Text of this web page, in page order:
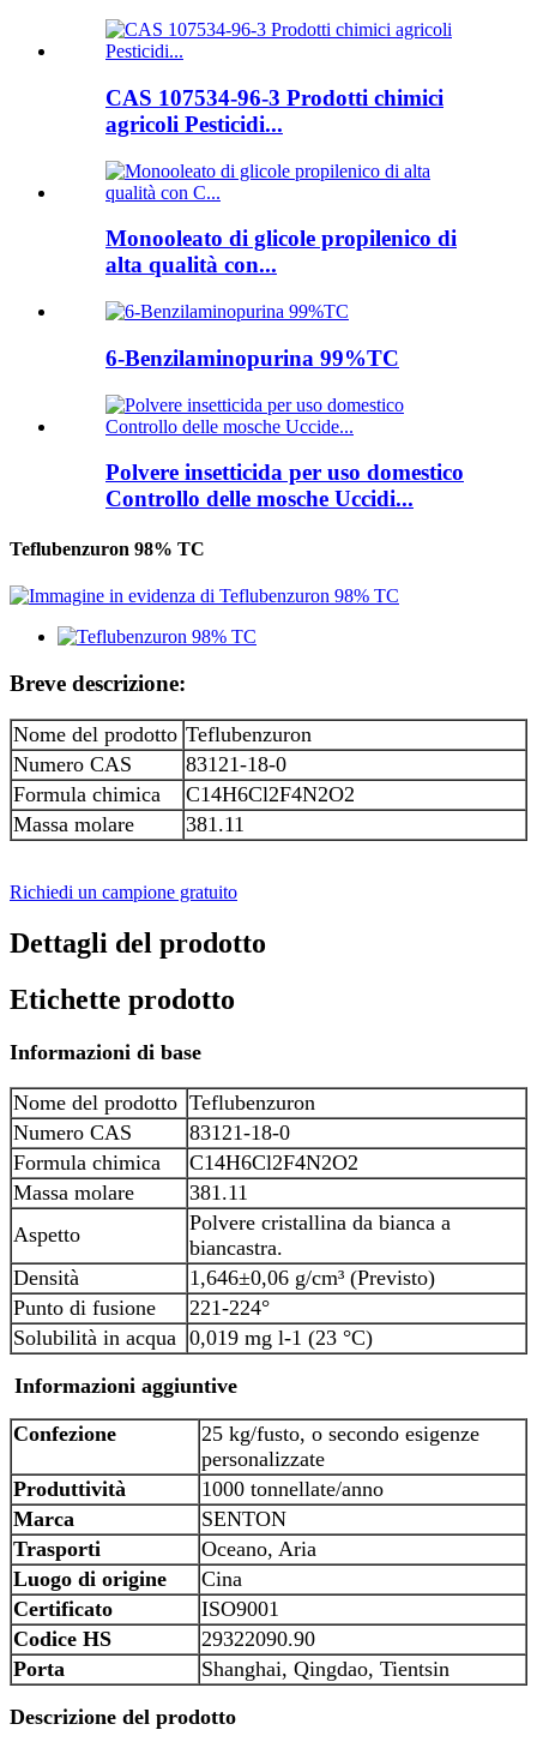
CAS 107534-96-3 Prodotti chimici
agricoli Pesticidi...
Monooleato di glicole propilenico di
alta qualità con...
6-Benzilaminopurina 99%TC
Polvere insetticida per uso domestico
Controllo delle mosche Uccidi...
Teflubenzuron 98% TC
Breve descrizione:
Nome del prodotto Teflubenzuron
Numero CAS
83121-18-0
Formula chimica
C14H6Cl2F4N2O2
Massa molare
381.11
Richiedi un campione gratuito
Dettagli del prodotto
Etichette prodotto
Informazioni di base
Nome del prodotto Teflubenzuron
Numero CAS
83121-18-0
Formula chimica
C14H6Cl2F4N2O2
Massa molare
381.11
Aspetto
Polvere cristallina da bianca a
biancastra.
Densità
1,646±0,06 g/cm³ (Previsto)
Punto di fusione
221-224°
Solubilità in acqua 0,019 mg l-1 (23 °C)
Informazioni aggiuntive
Confezione
25 kg/fusto, o secondo esigenze
personalizzate
Produttività
1000 tonnellate/anno
Marca
SENTON
Trasporti
Oceano, Aria
Luogo di origine
Cina
Certificato
ISO9001
Codice HS
29322090.90
Porta
Shanghai, Qingdao, Tientsin
Descrizione del prodotto